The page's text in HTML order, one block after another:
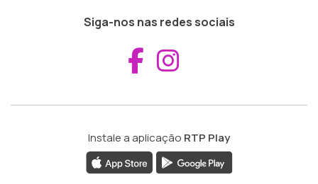
Siga-nos nas redes sociais
Aceder ao
Instale a aplicação RTP Play